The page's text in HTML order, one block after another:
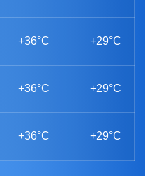
+36°C +29°C
+36°C +29°C
+36°C +29°C